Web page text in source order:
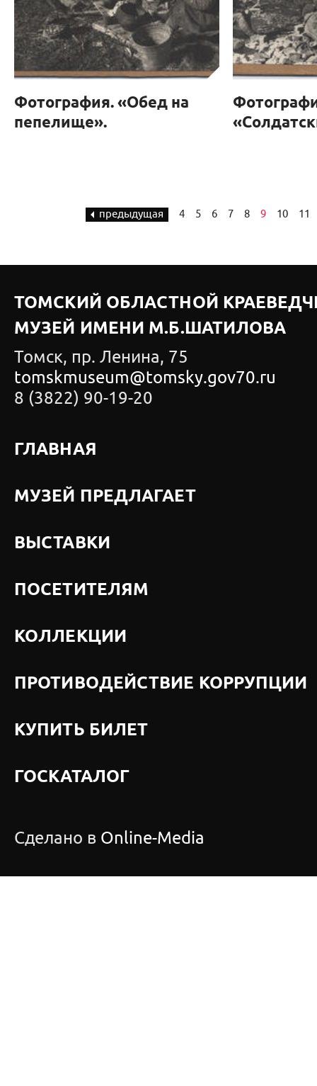
Фотография. «Обед на
пепелище».
предыдущая 4 5 6 7 8 9 10 11
ТОМСКИЙ ОБЛАСТНОЙ
МУЗЕЙ ИМЕНИ М.Б.ШАТИЛОВА
Томск, пр. Ленина, 75
tomskmuseum@tomsky.gov70.ru
8 (3822) 90-19-20
ГЛАВНАЯ
МУЗЕЙ ПРЕДЛАГАЕТ
ВЫСТАВКИ
ПОСЕТИТЕЛЯМ
КОЛЛЕКЦИИ
ПРОТИВОДЕЙСТВИЕ КОРРУПЦИИ
КУПИТЬ БИЛЕТ
ГОСКАТАЛОГ
Сделано в Online-Media